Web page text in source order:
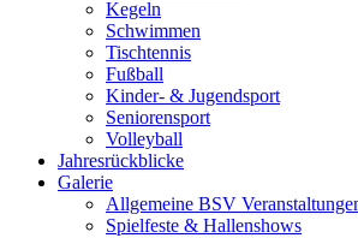
Kegeln
Schwimmen
Tischtennis
Fußball
Kinder- & Jugendsport
Seniorensport
Volleyball
Jahresrückblicke
Galerie
Allgemeine BSV
Spielfeste & Hallenshows